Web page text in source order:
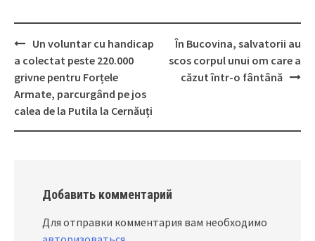
Post
navigation
Un voluntar cu handicap
a colectat peste 220.000
grivne pentru Forțele
Armate, parcurgând pe jos
calea de la Putila la Cernăuți
În Bucovina, salvatorii au
scos corpul unui om care a
căzut într-o fântână
Добавить комментарий
Для отправки комментария вам необходимо